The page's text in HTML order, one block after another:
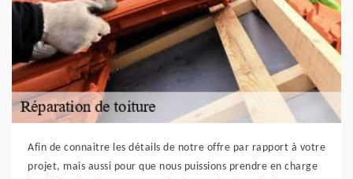
Afin de connaitre les détails de notre offre par rapport à votre
projet, mais aussi pour que nous puissions prendre en charge